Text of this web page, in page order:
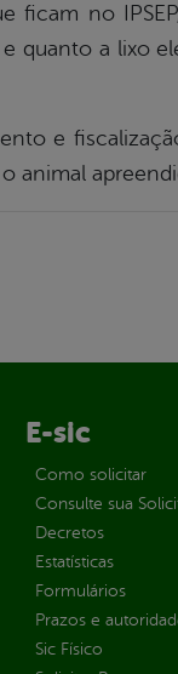
ficam no
quanto a lixo
e
animal
E-sic
Como solicitar
Consulte sua
Decretos
Estatísticas
Formulários
Prazos e
Sic Físico